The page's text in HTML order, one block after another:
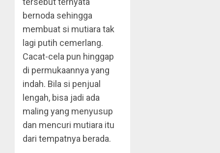
bernoda sehingga
membuat si mutiara tak
lagi putih cemerlang.
Cacat-cela pun hinggap
di permukaannya yang
indah. Bila si penjual
lengah, bisa jadi ada
maling yang menyusup
dan mencuri mutiara itu
dari tempatnya berada.